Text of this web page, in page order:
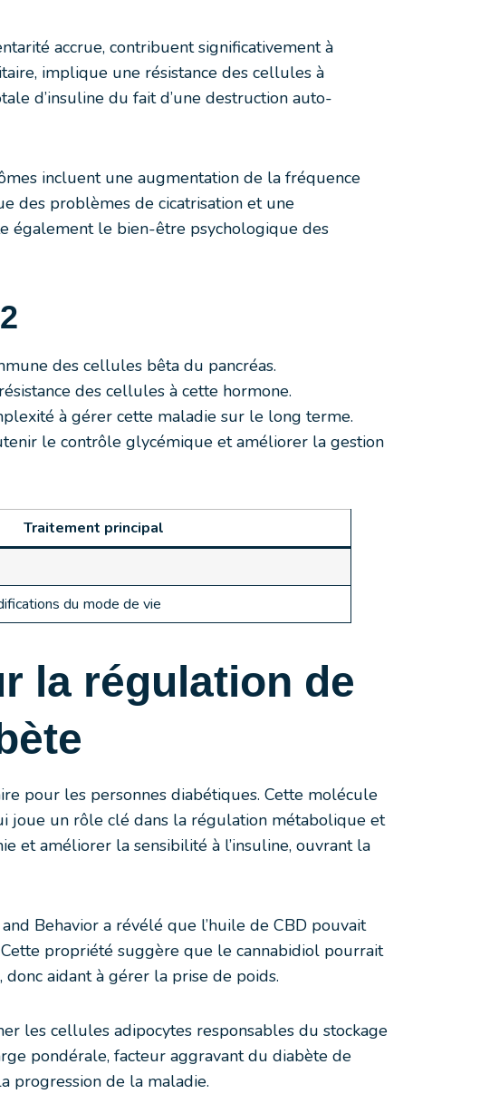
accrue, contribuent significativement à
implique une résistance des cellules à
d’insuline du fait d’une destruction auto-
incluent une augmentation de la fréquence
des problèmes de cicatrisation et une
également le bien-être psychologique des
des cellules bêta du pancréas.
des cellules à cette hormone.
à gérer cette maladie sur le long terme.
le contrôle glycémique et améliorer la gestion
Traitement principal
du mode de vie
la régulation de
pour les personnes diabétiques. Cette molécule
joue un rôle clé dans la régulation métabolique et
et améliorer la sensibilité à l’insuline, ouvrant la
Behavior a révélé que l’huile de CBD pouvait
propriété suggère que le cannabidiol pourrait
aidant à gérer la prise de poids.
les cellules adipocytes responsables du stockage
pondérale, facteur aggravant du diabète de
progression de la maladie.